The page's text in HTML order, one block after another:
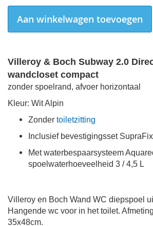
Aan winkelwagen toevoegen
Villeroy & Boch Subway 2.0
wandcloset compact
zonder spoelrand, afvoer horizontaal
Kleur: Wit Alpin
Zonder toiletzitting
Inclusief bevestigingsset
Met waterbespaarsysteem
spoelwaterhoeveelheid 3 / 4,5 L
Villeroy en Boch Wand WC diepspoel
Hangende wc voor in het toilet.
35x48cm.